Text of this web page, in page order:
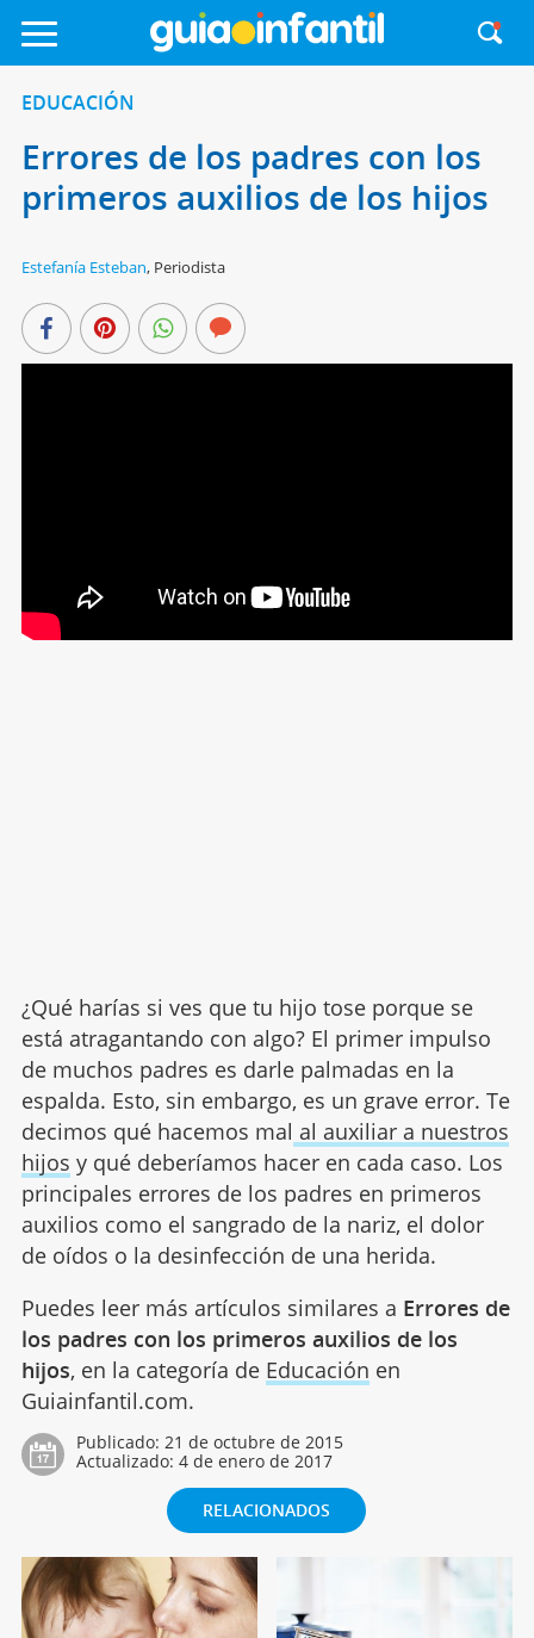
EDUCACIÓN
Errores de los padres con los
primeros auxilios de los hijos
Estefanía Esteban, Periodista
¿Qué harías si ves que tu hijo tose porque se
está atragantando con algo? El primer impulso
de muchos padres es darle palmadas en la
espalda. Esto, sin embargo, es un grave error. Te
decimos qué hacemos mal al auxiliar a nuestros
hijos y qué deberíamos hacer en cada caso. Los
principales errores de los padres en primeros
auxilios como el sangrado de la nariz, el dolor
de oídos o la desinfección de una herida.
Puedes leer más artículos similares a Errores de
los padres con los primeros auxilios de los
hijos, en la categoría de Educación en
Guiainfantil.com.
Publicado: 21 de octubre de 2015
Actualizado: 4 de enero de 2017
RELACIONADOS